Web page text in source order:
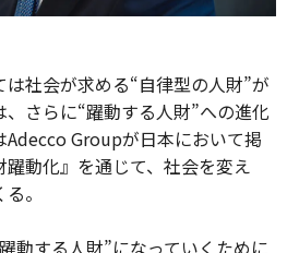
社会が求める“自律型の人財”が
さらに“躍動する人財”への進化
Groupが日本において掲
動化』を通じて、社会を変え
。
動する人財”になっていくために